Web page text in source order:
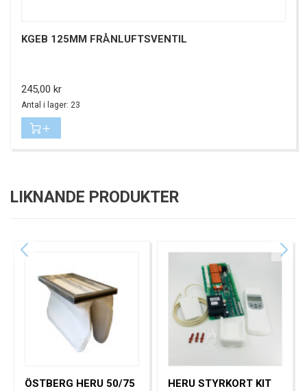
KGEB 125MM FRÅNLUFTSVENTIL
Pris
245,00 kr
Antal i lager: 23
LIKNANDE PRODUKTER
ÖSTBERG HERU 50/75
HERU STYRKORT KIT